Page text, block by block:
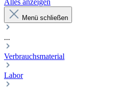
Alles anzeigen
Menü schließen
...
Verbrauchsmaterial
Labor